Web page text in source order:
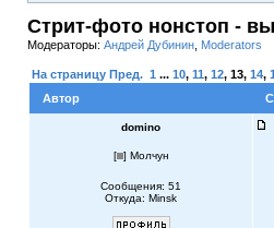
Стрит-фото нонстоп -
Модераторы: Андрей Дубинин Moderators
На страницу Пред. 1 ... 10, 11, 12, 13, 14,
Автор
domino
[ ] Молчун
Сообщения: 51
Откуда: Minsk